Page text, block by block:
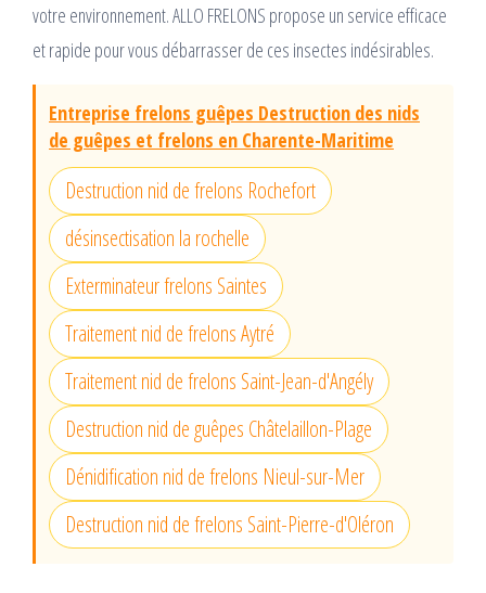
votre environnement. ALLO FRELONS propose un service efficace
et rapide pour vous débarrasser de ces insectes indésirables.
Entreprise frelons guêpes Destruction des nids
de guêpes et frelons en Charente-Maritime
Destruction nid de frelons Rochefort
désinsectisation la rochelle
Exterminateur frelons Saintes
Traitement nid de frelons Aytré
Traitement nid de frelons Saint-Jean-d'Angély
Destruction nid de guêpes Châtelaillon-Plage
Dénidification nid de frelons Nieul-sur-Mer
Destruction nid de frelons Saint-Pierre-d'Oléron